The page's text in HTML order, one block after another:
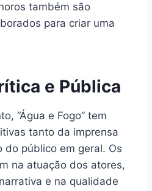
também são
para criar uma
e Pública
“Água e Fogo” tem
tanto da imprensa
do público em geral. Os
na atuação dos atores,
e na qualidade